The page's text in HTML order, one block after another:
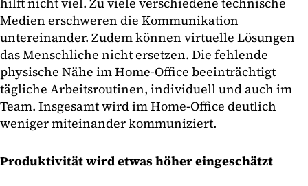
Medien erschweren die Kommunikation
untereinander. Zudem können virtuelle Lösungen
das Menschliche nicht ersetzen. Die fehlende
physische Nähe im Home-Office beeinträchtigt
tägliche Arbeitsroutinen, individuell und auch im
Team. Insgesamt wird im Home-Office deutlich
weniger miteinander kommuniziert.
Produktivität wird etwas höher eingeschätzt